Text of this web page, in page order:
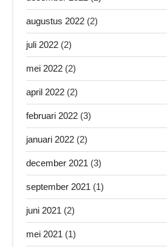
augustus 2022(2)
juli 2022(2)
mei 2022(2)
april 2022(2)
februari 2022(3)
januari 2022(2)
december 2021 (3)
september 2021 (1)
juni 2021 (2)
mei 2021 (1)